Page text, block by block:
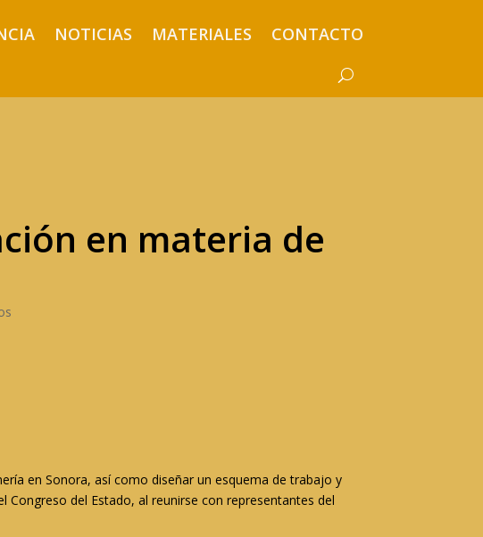
NOTICIAS MATERIALES CONTACTO
en materia de
en Sonora, así como diseñar un esquema de trabajo y
del Estado, al reunirse con representantes del